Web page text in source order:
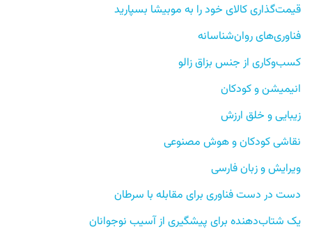
قیمت‌گذاری کالای خود را به موبیشا بسپارید
فناوری‌های روان‌شناسانه
کسب‌وکاری از جنس بزاق زالو
انیمیشن و کودکان
زیبایی و خلق ارزش
نقاشی کودکان و هوش مصنوعی
ویرایش و زبان فارسی
دست در دست فناوری برای مقابله با سرطان
یک شتاب‌دهنده برای پیشگیری از آسیب نوجوانان